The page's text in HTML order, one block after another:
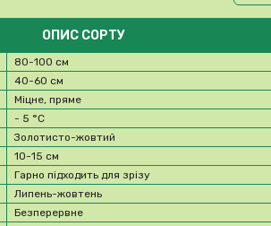
ОПИС СОРТУ
80-100 см
40-60 см
Міцне, пряме
- 5 °C
Золотисто-жовтий
10-15 см
Гарно підходить для зрізу
Липень-жовтень
Безперервне